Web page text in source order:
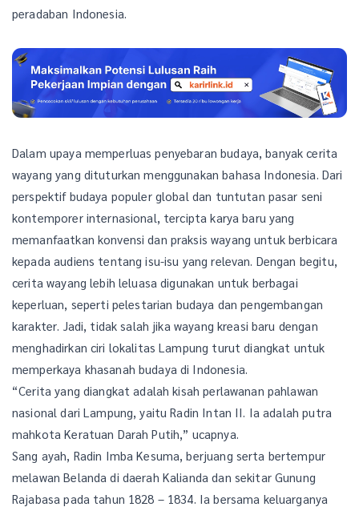
peradaban Indonesia.
Dalam upaya memperluas penyebaran budaya, banyak cerita
wayang yang dituturkan menggunakan bahasa Indonesia. Dari
perspektif budaya populer global dan tuntutan pasar seni
kontemporer internasional, tercipta karya baru yang
memanfaatkan konvensi dan praksis wayang untuk berbicara
kepada audiens tentang isu-isu yang relevan. Dengan begitu,
cerita wayang lebih leluasa digunakan untuk berbagai
keperluan, seperti pelestarian budaya dan pengembangan
karakter. Jadi, tidak salah jika wayang kreasi baru dengan
menghadirkan ciri lokalitas Lampung turut diangkat untuk
memperkaya khasanah budaya di Indonesia.
“Cerita yang diangkat adalah kisah perlawanan pahlawan
nasional dari Lampung, yaitu Radin Intan II. Ia adalah putra
mahkota Keratuan Darah Putih,” ucapnya.
Sang ayah, Radin Imba Kesuma, berjuang serta bertempur
melawan Belanda di daerah Kalianda dan sekitar Gunung
Rajabasa pada tahun 1828 – 1834. Ia bersama keluarganya